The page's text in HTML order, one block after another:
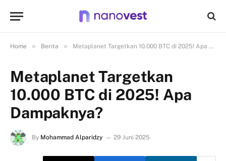
Home » Berita » Metaplanet Targetkan 10.000 BTC di 2025! Apa Dampaknya?
Metaplanet Targetkan
10.000 BTC di 2025! Apa
Dampaknya?
By Mohammad Alparidzy 29 Juni 2025